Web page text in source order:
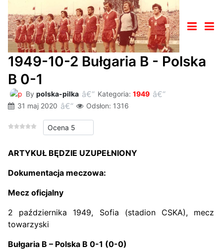
1949-10-2 Bułgaria B - Polska
B 0-1
By polska-pilka Kategoria: 1949
31 maj 2020
Odsłon: 1316
Proszę, oceń
ARTYKUŁ BĘDZIE UZUPEŁNIONY
Dokumentacja meczowa:
Mecz oficjalny
2 października 1949, Sofia (stadion CSKA), mecz
towarzyski
Bułgaria B – Polska B 0-1 (0-0)